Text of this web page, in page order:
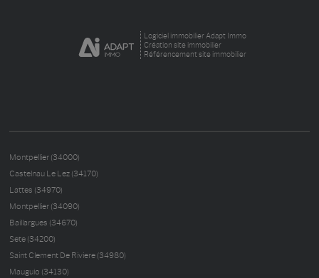
Logiciel immobilier Adapt Immo
Création site immobilier
Référencement site immobilier
Montpellier (34000)
Castelnau Le Lez (34170)
Lattes (34970)
Montpellier (34090)
Baillargues (34670)
Sete (34200)
Saint Clement De Riviere (34980)
Mauguio (34130)